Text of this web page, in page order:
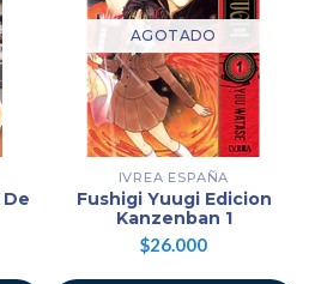
AGOTADO
IVREA ESPAÑA
Fushigi Yuugi Edicion
Kanzenban 1
$26.000